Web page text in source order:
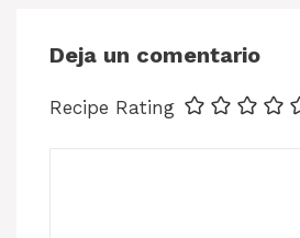
Deja un comentario
Recipe Rating